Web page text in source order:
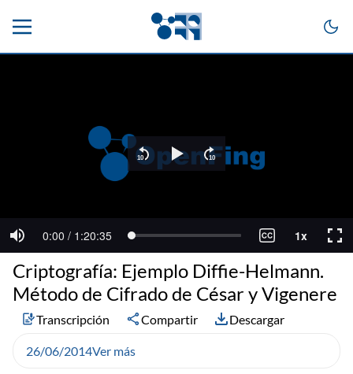
Criptografía: Ejemplo Diffie-Helmann.
Método de Cifrado de César y Vigenere
Transcripción Compartir Descargar
26/06/2014Ver más